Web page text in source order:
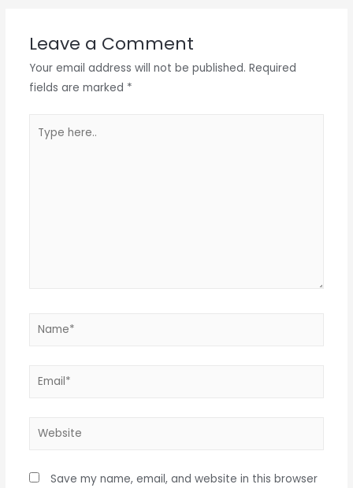
Leave a Comment
Your email address will not be published. Required
fields are marked *
here..
Name*
Email*
Website
Save my name, email, and website in this browser